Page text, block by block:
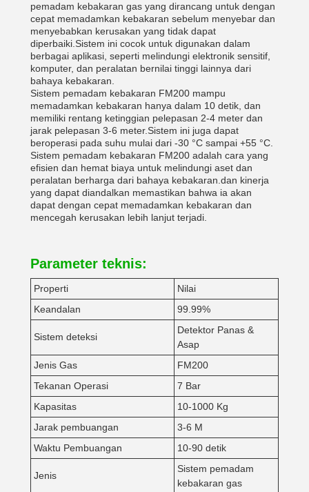
pemadam kebakaran gas yang dirancang untuk dengan
cepat memadamkan kebakaran sebelum menyebar dan
menyebabkan kerusakan yang tidak dapat
diperbaiki.Sistem ini cocok untuk digunakan dalam
berbagai aplikasi, seperti melindungi elektronik sensitif,
komputer, dan peralatan bernilai tinggi lainnya dari
bahaya kebakaran.
Sistem pemadam kebakaran FM200 mampu
memadamkan kebakaran hanya dalam 10 detik, dan
memiliki rentang ketinggian pelepasan 2-4 meter dan
jarak pelepasan 3-6 meter.Sistem ini juga dapat
beroperasi pada suhu mulai dari -30 °C sampai +55 °C.
Sistem pemadam kebakaran FM200 adalah cara yang
efisien dan hemat biaya untuk melindungi aset dan
peralatan berharga dari bahaya kebakaran.dan kinerja
yang dapat diandalkan memastikan bahwa ia akan
dapat dengan cepat memadamkan kebakaran dan
mencegah kerusakan lebih lanjut terjadi.
Parameter teknis:
Properti
Nilai
Keandalan
99.99%
Sistem deteksi
Detektor Panas &
Asap
Jenis Gas
FM200
Tekanan Operasi
7 Bar
Kapasitas
10-1000 Kg
Jarak pembuangan
3-6 M
Waktu Pembuangan
10-90 detik
Jenis
Sistem pemadam
kebakaran gas